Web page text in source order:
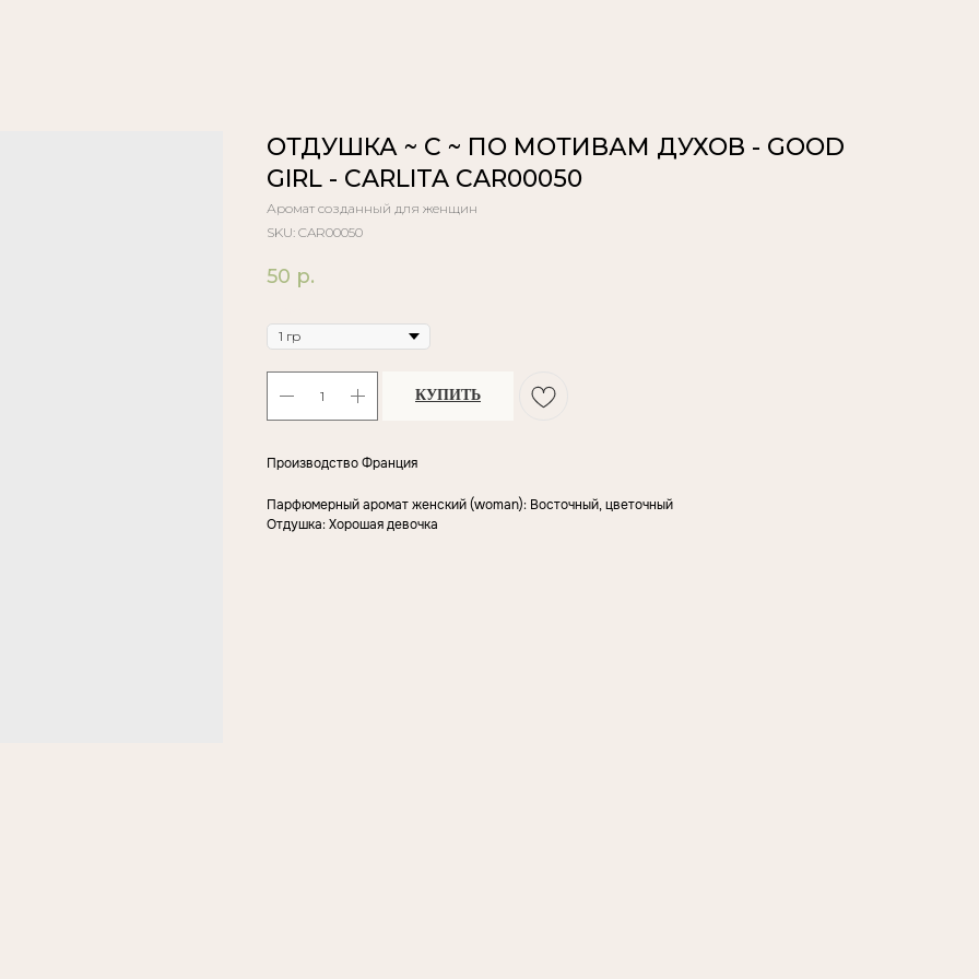
ОТДУШКА ~ C ~ ПО МОТИВАМ ДУХОВ - GOOD
GIRL - CARLITA CAR00050
Аромат созданный для женщин
SKU: CAR00050
50 р.
КУПИТЬ
Производство Франция
Парфюмерный аромат женский (woman): Восточный, цветочный
Отдушка: Хорошая девочка